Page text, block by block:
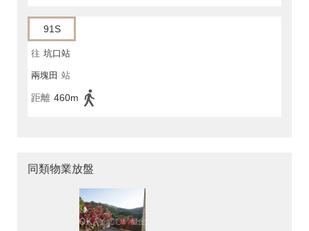
91S
往 坑口站
兩塊田 站
距離 460m
同類物業放盤